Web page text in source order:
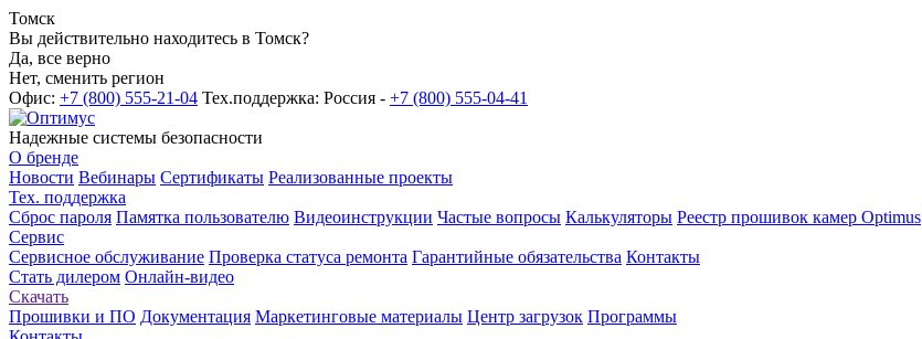
Томск
Вы действительно находитесь в Томск?
Да, все верно
Нет, сменить регион
Офис: +7 (800) 555-21-04 Тех.поддержка: Россия - +7 (800) 555-04-41
Надежные системы безопасности
О бренде
Новости Вебинары Сертификаты Реализованные проекты
Тех. поддержка
Сброс пароля Памятка пользователю Видеоинструкции Частые вопросы Калькуляторы Реестр прошивок камер Optimus
Сервис
Сервисное обслуживание Проверка статуса ремонта Гарантийные обязательства Контакты
Стать дилером Онлайн-видео
Скачать
Прошивки и ПО Документация Маркетинговые материалы Центр загрузок Программы